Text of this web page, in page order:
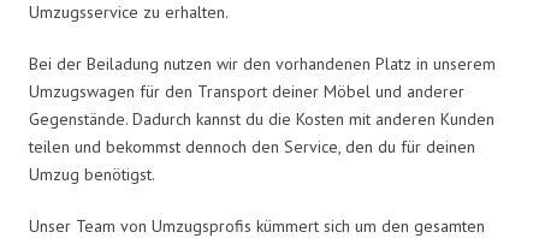
Umzugsservice zu erhalten.
Bei der Beiladung nutzen wir den vorhandenen Platz in unserem
Umzugswagen für den Transport deiner Möbel und anderer
Gegenstände. Dadurch kannst du die Kosten mit anderen Kunden
teilen und bekommst dennoch den Service, den du für deinen
Umzug benötigst.
Unser Team von Umzugsprofis kümmert sich um den gesamten